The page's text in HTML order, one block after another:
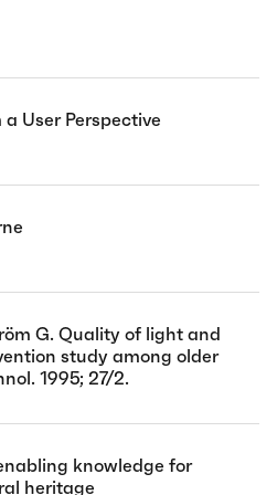
User Perspective
G. Quality of light and
study among older
1995; 27/2.
knowledge for
heritage